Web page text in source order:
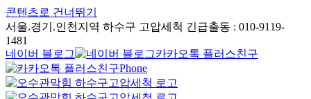
콘텐츠로 건너뛰기
서울.경기.인천지역 하수구 고압세척 긴급출동 : 010-9119-
1481
네이버 블로그
카카오톡 플러스친구
Phone